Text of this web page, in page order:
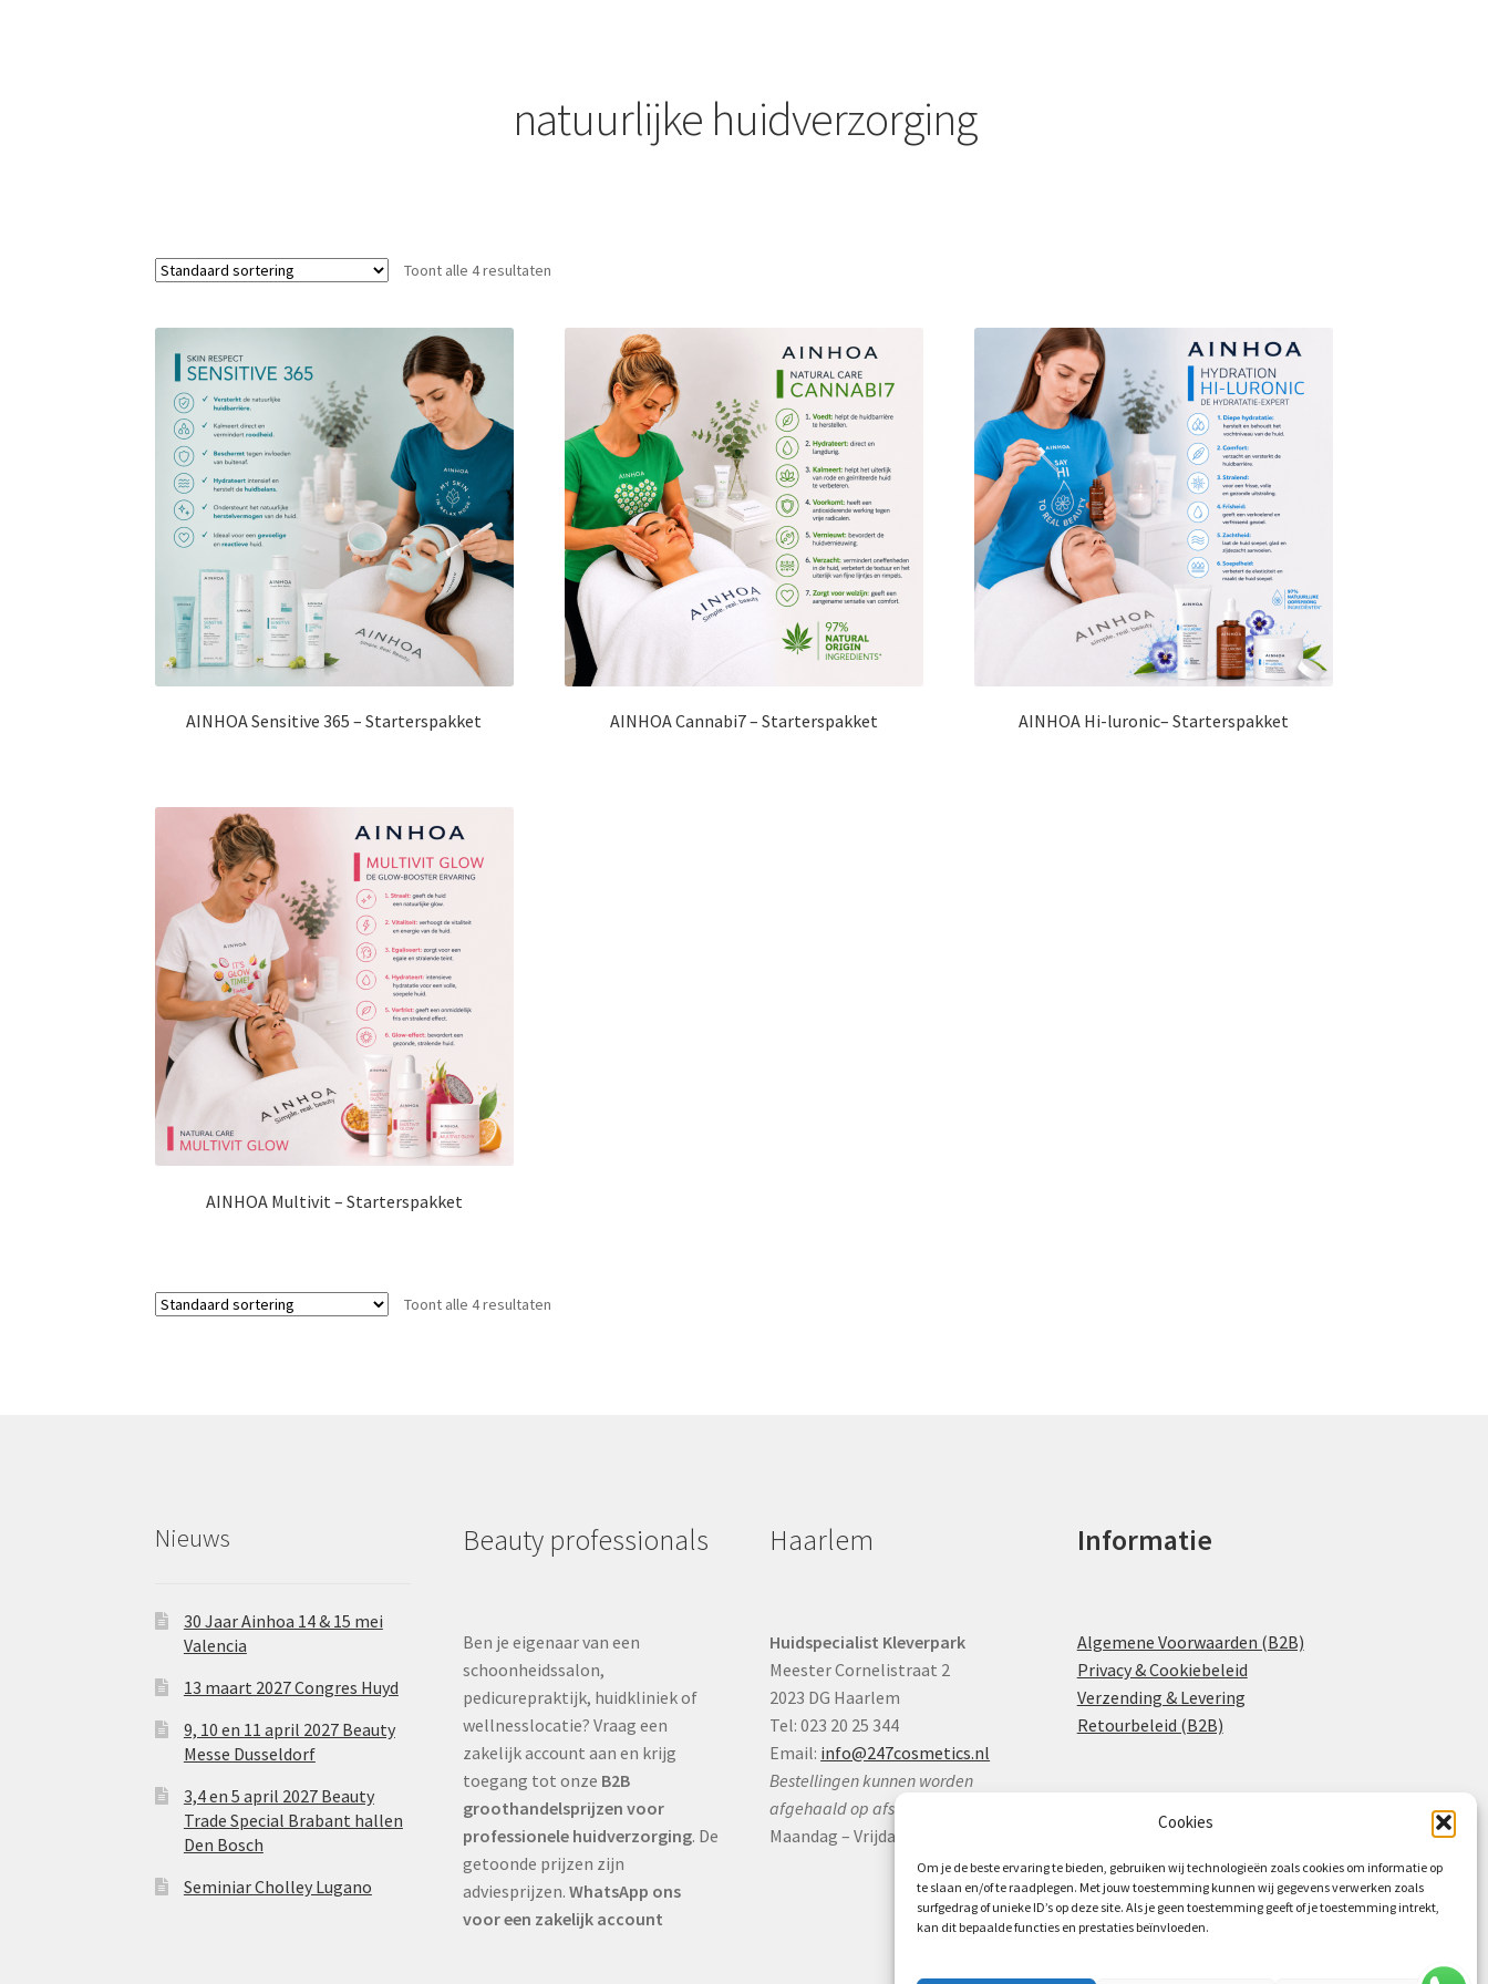
Cookies
Om je de beste ervaring te bieden, gebruiken wij technologieën zoals cookies om informatie op
te slaan en/of te raadplegen. Met jouw toestemming kunnen wij gegevens verwerken zoals
surfgedrag of unieke ID’s op deze site. Als je geen toestemming geeft of je toestemming intrekt,
kan dit bepaalde functies en prestaties beïnvloeden.
natuurlijke huidverzorging
Toont alle 4 resultaten
AINHOA Sensitive 365 – Starterspakket AINHOA Cannabi7 – Starterspakket AINHOA Hi-luronic– Starterspakket
AINHOA Multivit – Starterspakket
Toont alle 4 resultaten
Nieuws
30 Jaar Ainhoa 14 & 15 mei
Valencia
13 maart 2027 Congres Huyd
9, 10 en 11 april 2027 Beauty
Messe Dusseldorf
3,4 en 5 april 2027 Beauty
Trade Special Brabant hallen
Den Bosch
Seminiar Cholley Lugano
Beauty professionals
Ben je eigenaar van een
schoonheidssalon,
pedicurepraktijk, huidkliniek of
wellnesslocatie? Vraag een
zakelijk account aan en krijg
toegang tot onze B2B
groothandelsprijzen voor
professionele huidverzorging. De
getoonde prijzen zijn
adviesprijzen. WhatsApp ons
voor een zakelijk account
Haarlem
Huidspecialist Kleverpark
Meester Cornelistraat 2
2023 DG Haarlem
Tel: 023 20 25 344
Email: info@247cosmetics.nl
Bestellingen kunnen worden
afgehaald op afspraak:
Maandag – Vrijdag:
Informatie
Algemene Voorwaarden (B2B)
Privacy & Cookiebeleid
Verzending & Levering
Retourbeleid (B2B)